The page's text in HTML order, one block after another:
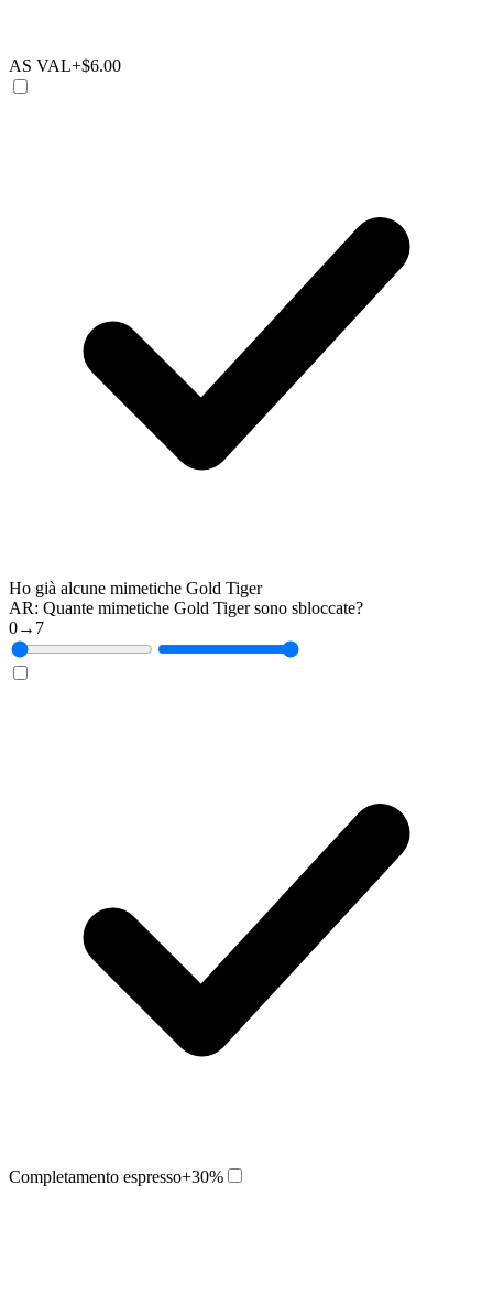
AS VAL+$6.00
Ho già alcune mimetiche Gold Tiger
AR: Quante mimetiche Gold Tiger sono sbloccate?
0→ 7
Completamento espresso+30%